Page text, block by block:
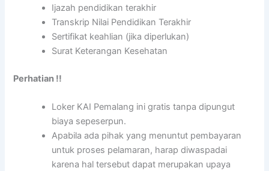
Ijazah pendidikan terakhir
Transkrip Nilai Pendidikan Terakhir
Sertifikat keahlian (jika diperlukan)
Surat Keterangan Kesehatan
Perhatian !!
Loker KAI Pemalang ini gratis tanpa dipungut
biaya sepeserpun.
Apabila ada pihak yang menuntut pembayaran
untuk proses pelamaran, harap diwaspadai
karena hal tersebut dapat merupakan upaya